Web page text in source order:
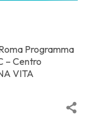
Programma
– Centro
VITA